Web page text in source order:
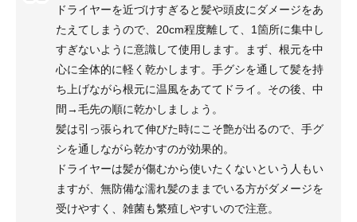
ドライヤーを近づけすぎると髪や頭皮にダメージをあ
たえてしまうので、20cm程度離して、1箇所に集中し
すぎないように意識して使用します。まず、根元を中
心に全体的に軽く乾かします。手グシを通して髪を持
ち上げながら根元に温風をあててドライ。その後、中
間→毛先の順に乾かしましょう。
髪は引っ張られて伸びた時にこそ艶が出るので、手グ
シを通しながら乾かすのが効果的。
ドライヤーは髪が傷むから使いたくないという人もい
ますが、無防備な濡れ髪のままでいる方がダメージを
受けやすく、雑菌も繁殖しやすいので注意。